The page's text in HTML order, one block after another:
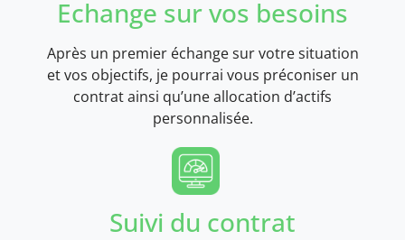
Echange sur vos besoins
Après un premier échange sur votre situation
et vos objectifs, je pourrai vous préconiser un
contrat ainsi qu’une allocation d’actifs
personnalisée.
Suivi du contrat